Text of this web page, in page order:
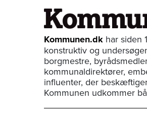
Kommunen.dk har siden
konstruktiv og
borgmestre,
kommunaldirektører,
influenter, der
Kommunen udkommer